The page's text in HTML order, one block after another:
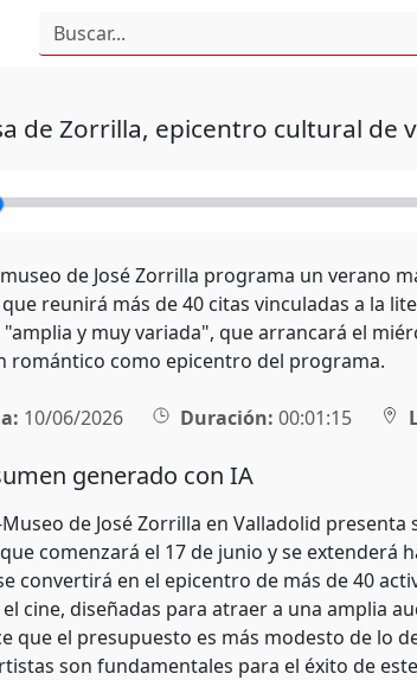
de Zorrilla, epicentro cultural de
museo de José Zorrilla programa un verano
reunirá más de 40 citas vinculadas a la
y muy variada", que arrancará el
romántico como epicentro del programa.
10/06/2026 Duración: 00:01:15
generado con IA
Museo de José Zorrilla en Valladolid
comenzará el 17 de junio y se extenderá
convertirá en el epicentro de más de 40
cine, diseñadas para atraer a una amplia
que el presupuesto es más modesto de lo
son fundamentales para el éxito de